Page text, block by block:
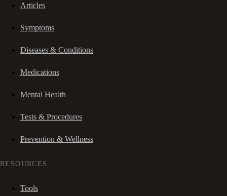
Articles
Symptoms
Diseases & Conditions
Medications
Mental Health
Tests & Procedures
Prevention & Wellness
RESOURCES
Tools